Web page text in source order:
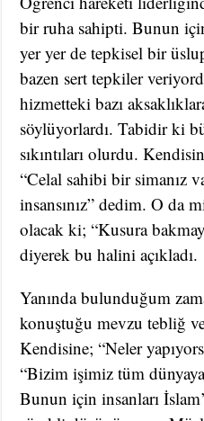
bir ruha sahipti. Bunun
yer yer de tepkisel bir
bazen sert tepkiler
hizmetteki bazı
söylüyorlardı. Tabidir ki
sıkıntıları olurdu.
“Celal sahibi bir simanız
insansınız” dedim. O da
olacak ki; “Kusura
diyerek bu halini açıkladı.
Yanında bulunduğum
konuştuğu mevzu tebliğ
Kendisine; “Neler
“Bizim işimiz tüm
Bunun için insanları